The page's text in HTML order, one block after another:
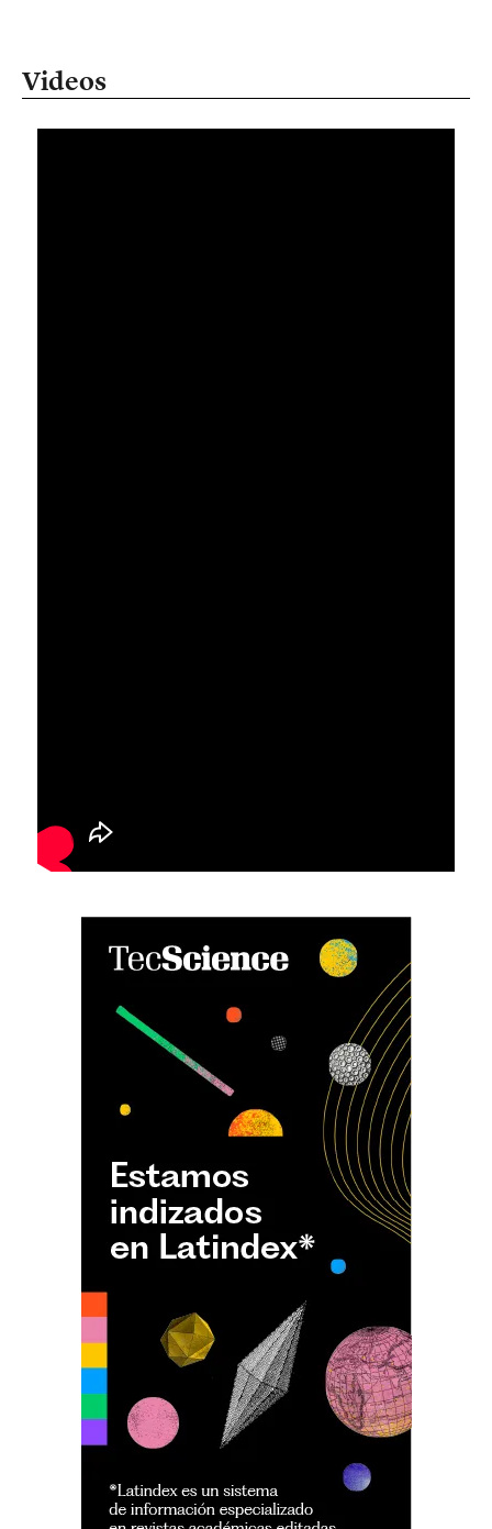
Videos